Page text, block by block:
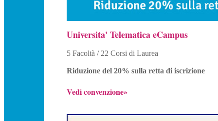
Universita' Telematica eCampus
5 Facoltà / 22 Corsi di Laurea
Riduzione del 20% sulla retta di iscrizione
Vedi convenzione»